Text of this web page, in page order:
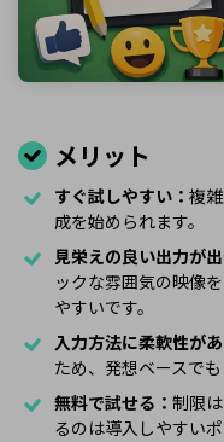
メリット
すぐ試しやすい： 複
成を始められます。
見栄えの良い出力が出
ックな雰囲気の映像
やすいです。
入力方法に柔軟性があ
ため、発想ベースで
無料で試せる： 制限
るのは導入しやすいポ